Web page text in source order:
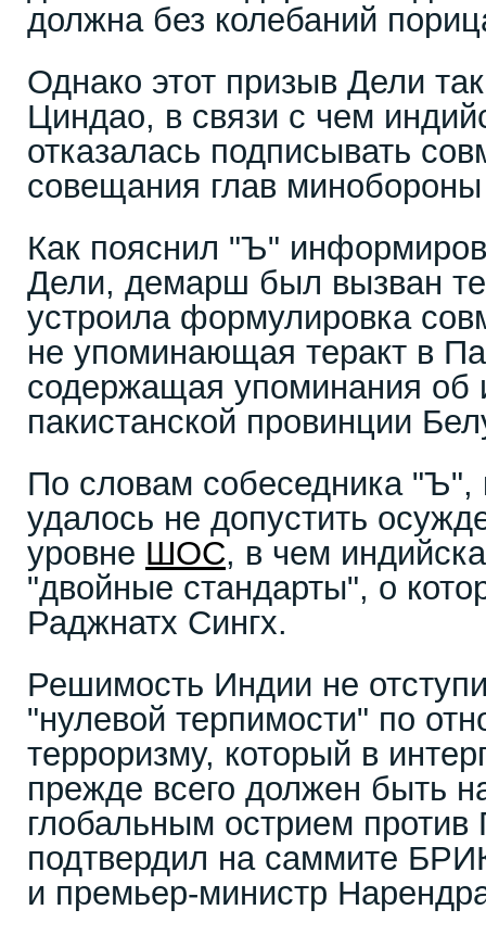
должна без колебаний
Однако этот призыв Дели
Циндао, в связи с чем
отказалась подписывать
совещания глав
Как пояснил "Ъ"
Дели, демарш был вызван
устроила формулировка
не упоминающая теракт в
содержащая упоминания об
пакистанской провинции
По словам собеседника "Ъ",
удалось не допустить
уровне ШОС, в чем
"двойные стандарты", о
Раджнатх Сингх.
Решимость Индии не
"нулевой терпимости" по
терроризму, который в
прежде всего должен быть
глобальным острием против
подтвердил на саммите
и премьер-министр